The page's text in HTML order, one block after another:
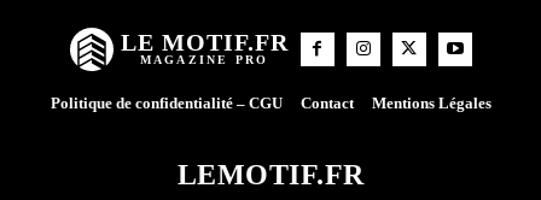
LE MOTIF.FR
MAGAZINE PRO
Politique de confidentialité – CGU Contact Mentions Légales
LEMOTIF.FR